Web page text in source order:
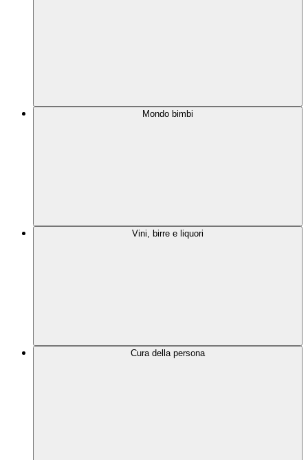
Mondo bimbi
Vini, birre e liquori
Cura della persona